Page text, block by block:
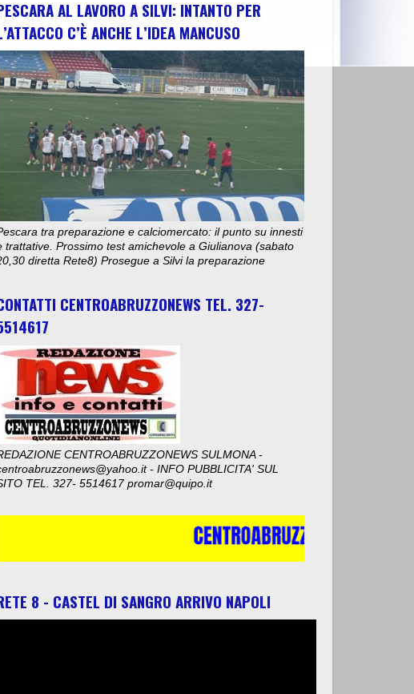
AL LAVORO A SILVI: INTANTO PER
C’È ANCHE L’IDEA MANCUSO
tra preparazione e calciomercato: il punto su innesti
trattative. Prossimo test amichevole a Giulianova (sabato
diretta Rete8) Prosegue a Silvi la preparazione
CENTROABRUZZONEWS TEL. 327-
CENTROABRUZZONEWS SULMONA -
- INFO PUBBLICITA' SUL
TEL. 327- 5514617 promar@quipo.it
8 - CASTEL DI SANGRO ARRIVO NAPOLI